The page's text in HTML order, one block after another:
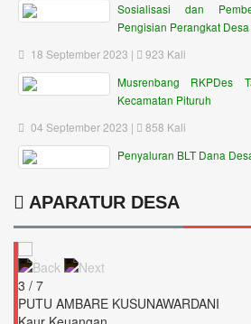
Sosialisasi dan
Pengisian Perangkat
18 September 2023 |
923 Kali
Musrenbang RKPDes
Kecamatan Pituruh
04 September 2023 |
858 Kali
Penyaluran BLT Dana
APARATUR DESA
3 / 7
PUTU AMBARE KUSUNAWARDANI